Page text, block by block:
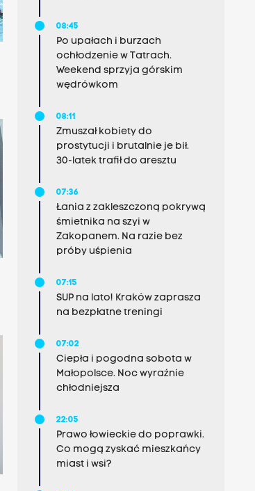
08:45
Po upałach i burzach
ochłodzenie w Tatrach.
Weekend sprzyja górskim
wędrówkom
08:11
Zmuszał kobiety do
prostytucji i brutalnie je bił.
30-latek trafił do aresztu
07:36
Łania z zakleszczoną pokrywą
śmietnika na szyi w
Zakopanem. Na razie bez
próby uśpienia
07:15
SUP na lato! Kraków zaprasza
na bezpłatne treningi
07:02
Ciepła i pogodna sobota w
Małopolsce. Noc wyraźnie
chłodniejsza
22:05
Prawo łowieckie do poprawki.
Co mogą zyskać mieszkańcy
miast i wsi?